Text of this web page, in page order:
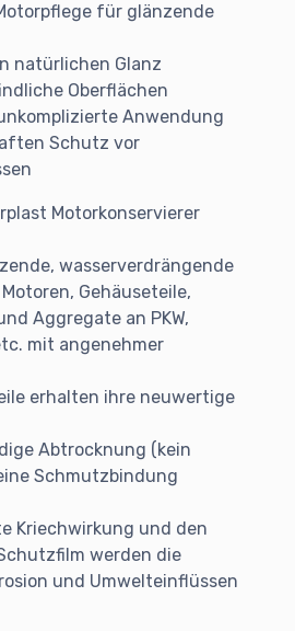
für glänzende
natürlichen Glanz
Oberflächen
Anwendung
Schutz vor
Motorkonservierer
wasserverdrängende
Gehäuseteile,
Aggregate an PKW,
mit angenehmer
erhalten ihre neuwertige
Abtrocknung (kein
Schmutzbindung
Kriechwirkung und den
werden die
und Umwelteinflüssen